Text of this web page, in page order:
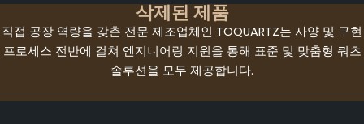
삭제된 제품
직접 공장 역량을 갖춘 전문 제조업체인 TOQUARTZ는 사양 및 구현
프로세스 전반에 걸쳐 엔지니어링 지원을 통해 표준 및 맞춤형 쿼츠
솔루션을 모두 제공합니다.